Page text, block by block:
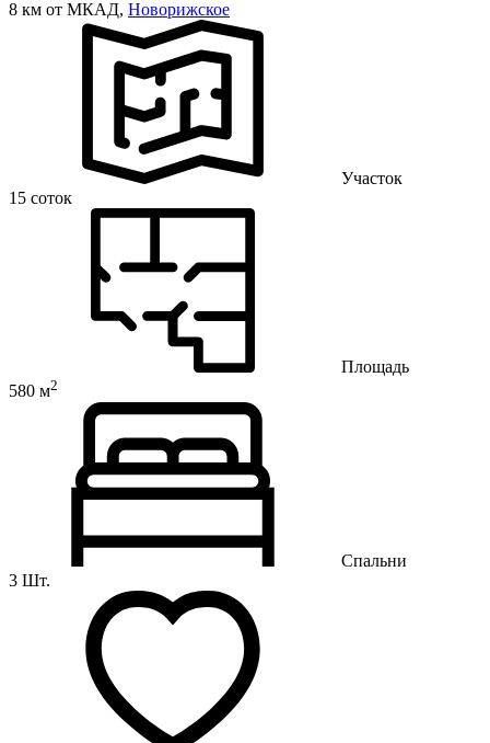
8 км от МКАД, Новорижское
Участок
15 соток
Площадь
580 м2
Спальни
3 Шт.